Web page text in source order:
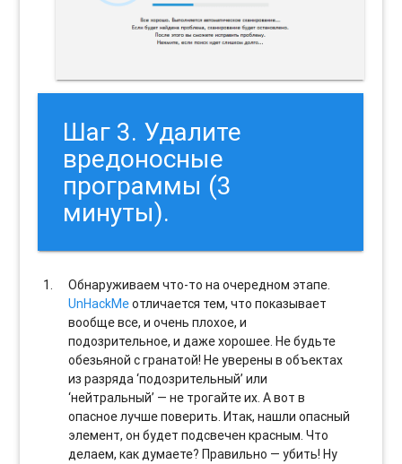
Шаг 3. Удалите
вредоносные
программы (3
минуты).
Обнаруживаем что-то на очередном этапе.
UnHackMeотличается тем, что показывает
вообще все, и очень плохое, и
подозрительное, и даже хорошее. Не будьте
обезьяной с гранатой! Не уверены в объектах
из разряда ‘подозрительный’ или
‘нейтральный’ — не трогайте их. А вот в
опасное лучше поверить. Итак, нашли опасный
элемент, он будет подсвечен красным. Что
делаем, как думаете? Правильно — убить! Ну